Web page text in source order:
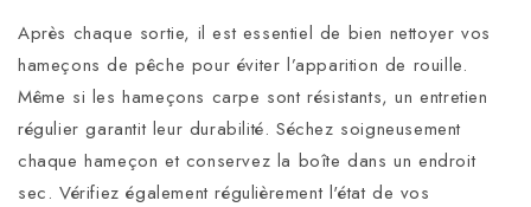
Après chaque sortie, il est essentiel de bien nettoyer vos
hameçons de pêche pour éviter l’apparition de rouille.
Même si les hameçons carpe sont résistants, un entretien
régulier garantit leur durabilité. Séchez soigneusement
chaque hameçon et conservez la boîte dans un endroit
sec. Vérifiez également régulièrement l'état de vos